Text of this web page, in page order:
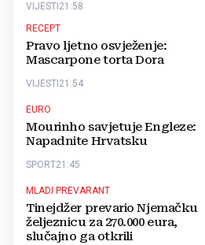
21:58
VIJESTI
RECEPT
Pravo ljetno osvježenje:
Mascarpone torta Dora
21:54
VIJESTI
EURO
Mourinho savjetuje Engleze:
Napadnite Hrvatsku
21:45
SPORT
MLADI PREVARANT
Tinejdžer prevario Njemačku
željeznicu za 270.000 eura,
slučajno ga otkrili